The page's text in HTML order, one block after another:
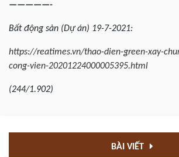
—————-
Bất động sản (Dự án) 19-7-2021:
https://reatimes.vn/thao-dien-green-xay-
cong-vien-20201224000005395.html
(244/1.902)
BÀI VIẾT